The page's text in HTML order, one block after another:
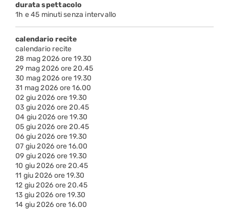
durata spettacolo
1h e 45 minuti senza intervallo
calendario recite
calendario recite
28 mag 2026 ore 19.30
29 mag 2026 ore 20.45
30 mag 2026 ore 19.30
31 mag 2026 ore 16.00
02 giu 2026 ore 19.30
03 giu 2026 ore 20.45
04 giu 2026 ore 19.30
05 giu 2026 ore 20.45
06 giu 2026 ore 19.30
07 giu 2026 ore 16.00
09 giu 2026 ore 19.30
10 giu 2026 ore 20.45
11 giu 2026 ore 19.30
12 giu 2026 ore 20.45
13 giu 2026 ore 19.30
14 giu 2026 ore 16.00